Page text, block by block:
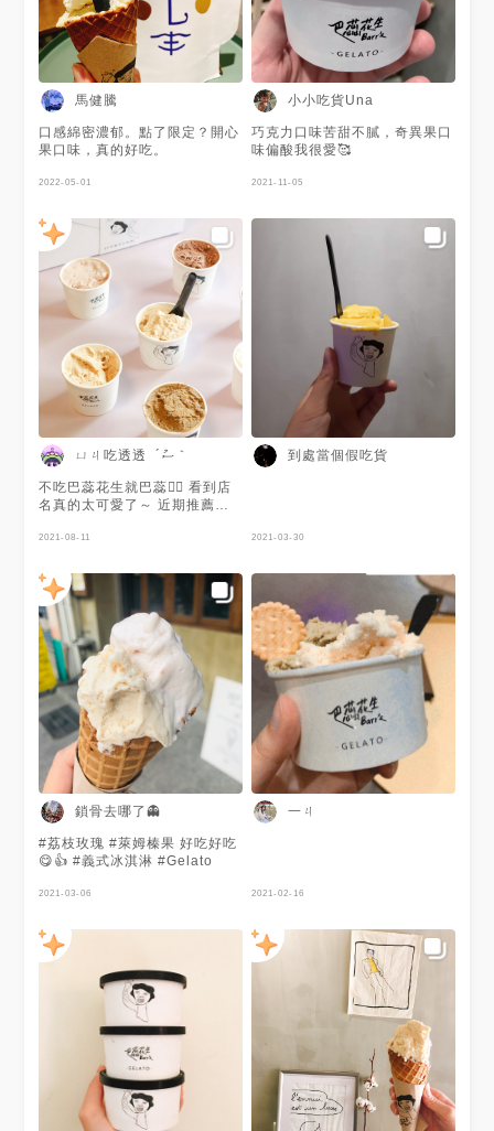
🏠斗六市中堅西路300號 ✖️無店
休 (請看店家ig) 🔺跟我一起吃 -
初訪日期2024/6/8 -回歸/佛系
發文 -
IG:@eva_eat_good_food2021
分 幫大家吃了 完全無雷 ⏰
10:00~19:00 🏠斗六市中華路
211號 ✖️公休:請看店家FB ➌巴
蕊花生義式手做冰淇淋 是這次
清單裡最期待的一家果然沒有失
望 當天吃了四種口味都非常好
吃 也不甜膩 店家雖然很忙碌 但
態度依舊很好 榮登我心頭號
（之後會獨立發文 請期待) ⏰
路300號 ✖️公休:請關注店家IG
➍Mr.Lobby coffee Roaster 朋
友的愛店 不限時咖啡廳 特別喜
歡老闆"小新" 當天觀察許久 老
闆總是掛著微笑 憨憨的 可可愛
愛 青森咖啡讓我嚇到 不愧是朋
友心頭號 美式咖啡也很喜歡 奶
油蜂蜜鬆餅外酥內軟必點 （之
後會獨立發文 請期待) ⏰
13:00~18:00 🏠斗六市府前街
117號 ✖️公休:請關注店家IG
@mr.lobby.taiwan ➎安可安提
找美食時找到這家看起來就很厲
事先訂了好多麵包 花了8百多大
洋 目前吃到的無論是 奶油捲 佛
卡夏 都很有水準 然後可頌真的
無敵好吃 超級推薦 有來斗六玩
禮 店內短髮妹妹很親切可愛 推
預定) 🏠斗六市仁愛路122號 ✖️
公休:請關注店家IG
@uncleantie
馬健騰
口感綿密濃郁。點了限定？開心
果口味，真的好吃。
2022-05-01
小小吃貨Una
巧克力口味苦甜不膩，奇異果口
味偏酸我很愛🥰
2021-11-05
ㄩㄐ吃透透 ´ސު｀
不吃巴蕊花生就巴蕊🖐🏻 看到店
名真的太可愛了～ 近期推薦的
用有選擇障礙🥰 最喜歡草莓牛
巧克力 香濃不過甜 每一種口味
都很到位😋 防疫禮盒5.0 升級
版(微禮盒) ◽奇異果◽草莓牛奶◽
巴蕊花生 ◽蜂蜜牛奶◽紅玉18號◽
金莎巧克力 ◽比利時巧克力◽小
山園抹茶若竹◽蘭姆榛果 - 📍 斗
六市民生南路217號 ☎️ 05-
5350101 🕰 13:00-19:00 - #
ㄩㄐ吃の圓滾滾🍍 #ㄩㄐ吃宅配
2021-08-11
到處當個假吃貨
2021-03-30
鎖骨去哪了👻
#荔枝玫瑰 #萊姆榛果 好吃好吃
😋👍 #義式冰淇淋 #Gelato
2021-03-06
一ㄐ
2021-02-16